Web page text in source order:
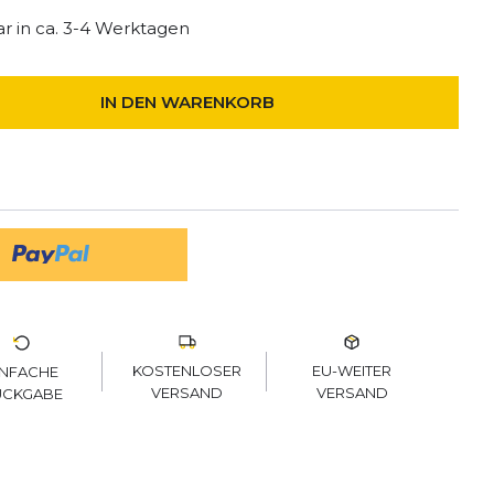
in ca. 3-4 Werktagen
IN DEN WARENKORB
KOSTENLOSER
VERSAND
EU-WEITER
VERSAND